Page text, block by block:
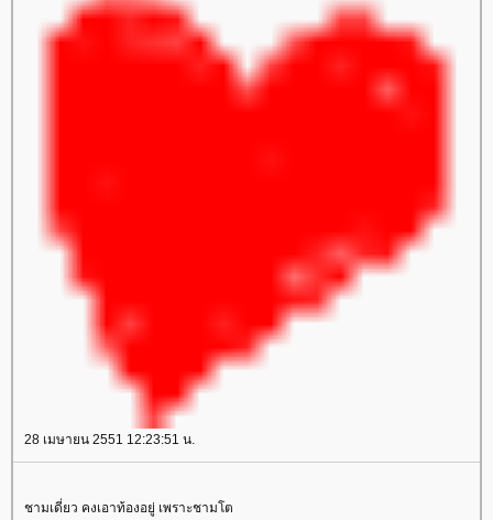
28 เมษายน 2551 12:23:51 น.
ชามเดี่ยว คงเอาท้องอยู่ เพราะชามโต